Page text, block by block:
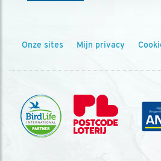
Onze sites Mijn privacy